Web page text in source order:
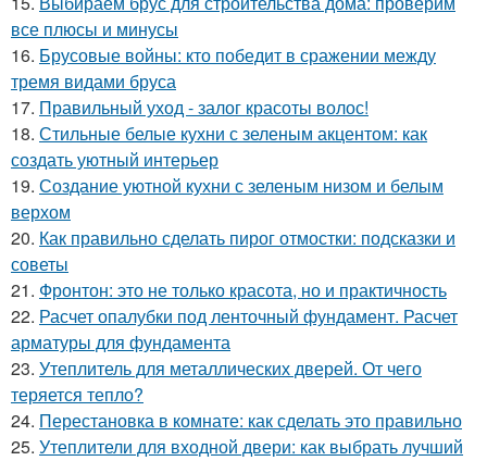
все плюсы и минусы
16. Брусовые войны: кто победит в сражении между
тремя видами бруса
17. Правильный уход - залог красоты волос!
18. Стильные белые кухни с зеленым акцентом: как
создать уютный интерьер
19. Создание уютной кухни с зеленым низом и белым
верхом
20. Как правильно сделать пирог отмостки: подсказки и
советы
21. Фронтон: это не только красота, но и практичность
22. Расчет опалубки под ленточный фундамент. Расчет
арматуры для фундамента
23. Утеплитель для металлических дверей. От чего
теряется тепло?
24. Перестановка в комнате: как сделать это правильно
25. Утеплители для входной двери: как выбрать лучший